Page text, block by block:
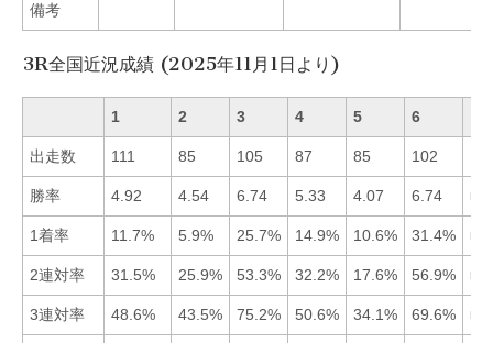
備考
3R全国近況成績 (2025年11月1日より)
1 2 3 4 5 6
出走数 111 85 105 87 85 102
勝率 4.92 4.54 6.74 5.33 4.07 6.74
1着率 11.7% 5.9% 25.7% 14.9% 10.6% 31.4%
2連対率 31.5% 25.9% 53.3% 32.2% 17.6% 56.9%
3連対率 48.6% 43.5% 75.2% 50.6% 34.1% 69.6%